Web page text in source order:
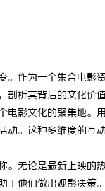
。作为一个集合电
剖析其背后的文化价
电影文化的聚集地
动。这种多维度的
。无论是最新上映
于他们做出观影决